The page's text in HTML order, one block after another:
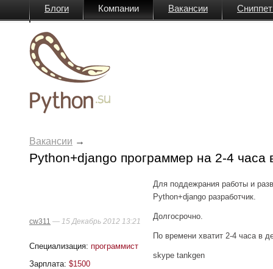
Блоги Компании Вакансии
Вакансии →
Python+django программер на 2-4 часа
cw311 — 15 Декабрь 2012 13:21
Специализация: программист
Зарплата: $1500
Для поддежрания работы и
Python+django разработчик.
Долгосрочно.
По времени хватит 2-4 часа в
skype tankgen